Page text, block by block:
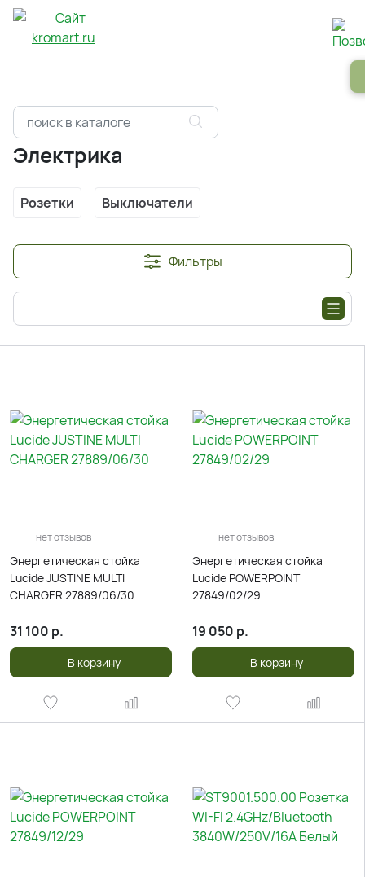
Главная Электрика
Электрика
Розетки Выключатели
Фильтры
нет отзывов
Энергетическая стойка
Lucide JUSTINE MULTI
CHARGER 27889/06/30
31 100 р.
В корзину
нет отзывов
Энергетическая стойка
Lucide POWERPOINT
27849/02/29
19 050 р.
В корзину